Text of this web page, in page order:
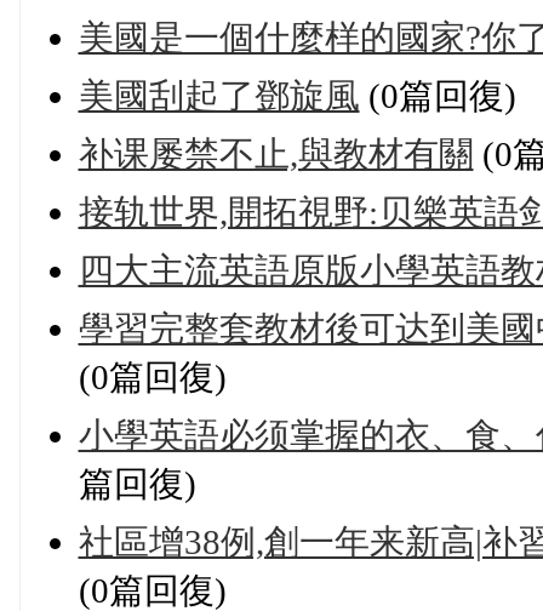
美國是一個什麼样的國家?你
美國刮起了鄧旋風 (0篇回復)
补课屡禁不止,與教材有關 (0
接轨世界,開拓視野:贝樂英語
四大主流英語原版小學英語
學習完整套教材後可达到美
(0篇回復)
小學英語必须掌握的衣、食
篇回復)
社區增38例,創一年来新高|补
(0篇回復)